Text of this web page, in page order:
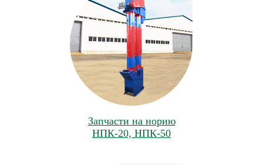
Запчасти на норию
НПК-20, НПК-50